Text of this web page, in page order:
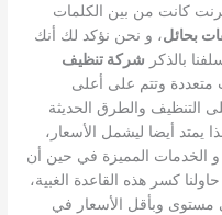
كانت من بين الكلمات
بحائل، و نحن نؤكد لك أنك
بالذكر شركة تنظيف
وتتم على أعلى
التنظيف والطرق الحديثة
أيضا ليشمل الأسعار،
و الخدمات المميزة في حين أن
كسر هذه القاعدة الغبية،
وبأقل الأسعار في